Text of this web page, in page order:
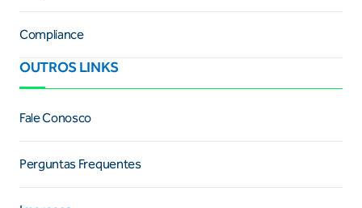
Compliance
OUTROS LINKS
Fale Conosco
Perguntas Frequentes